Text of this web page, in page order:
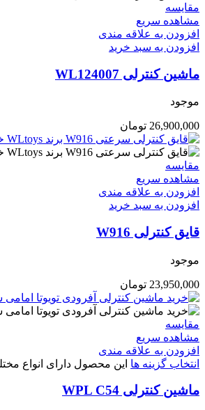
مقایسه
مشاهده سریع
افزودن به علاقه مندی
افزودن به سبد خرید
ماشین کنترلی WL124007
موجود
26,900,000 تومان
مقایسه
مشاهده سریع
افزودن به علاقه مندی
افزودن به سبد خرید
قایق کنترلی W916
موجود
23,950,000 تومان
مقایسه
مشاهده سریع
افزودن به علاقه مندی
انتخاب گزینه ها این محصول دارای انواع
ماشین کنترلی WPL C54